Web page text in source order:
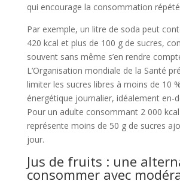
qui encourage la consommation
Par exemple, un litre de soda peut
420 kcal et plus de 100 g de sucres,
souvent sans même s’en rendre
L’Organisation mondiale de la Santé
limiter les sucres libres à moins de 10
énergétique journalier, idéalement en-
Pour un adulte consommant 2 000
représente moins de 50 g de sucres
jour.
Jus de fruits : une
consommer avec